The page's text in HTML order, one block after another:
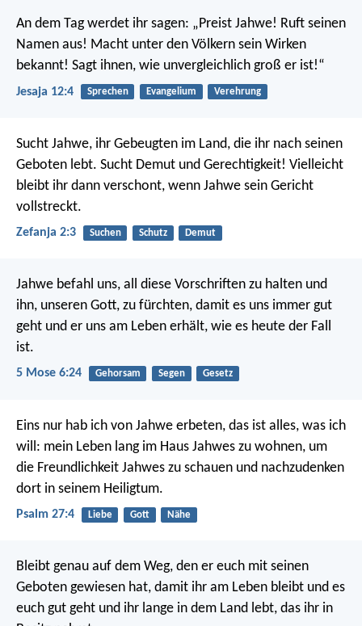
An dem Tag werdet ihr sagen: „Preist Jahwe! Ruft seinen
Namen aus! Macht unter den Völkern sein Wirken
bekannt! Sagt ihnen, wie unvergleichlich groß er ist!“
Jesaja 12:4 Sprechen Evangelium Verehrung
Sucht Jahwe, ihr Gebeugten im Land, die ihr nach seinen
Geboten lebt. Sucht Demut und Gerechtigkeit! Vielleicht
bleibt ihr dann verschont, wenn Jahwe sein Gericht
vollstreckt.
Zefanja 2:3 Suchen Schutz Demut
Jahwe befahl uns, all diese Vorschriften zu halten und
ihn, unseren Gott, zu fürchten, damit es uns immer gut
geht und er uns am Leben erhält, wie es heute der Fall
ist.
5 Mose 6:24 Gehorsam Segen Gesetz
Eins nur hab ich von Jahwe erbeten, das ist alles, was ich
will: mein Leben lang im Haus Jahwes zu wohnen, um
die Freundlichkeit Jahwes zu schauen und nachzudenken
dort in seinem Heiligtum.
Psalm 27:4 Liebe Gott Nähe
Bleibt genau auf dem Weg, den er euch mit seinen
Geboten gewiesen hat, damit ihr am Leben bleibt und es
euch gut geht und ihr lange in dem Land lebt, das ihr in